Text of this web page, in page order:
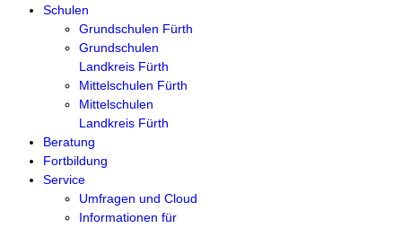
Schulen
Grundschulen Fürth
Grundschulen
Landkreis Fürth
Mittelschulen Fürth
Mittelschulen
Landkreis Fürth
Beratung
Fortbildung
Service
Umfragen und Cloud
Informationen für